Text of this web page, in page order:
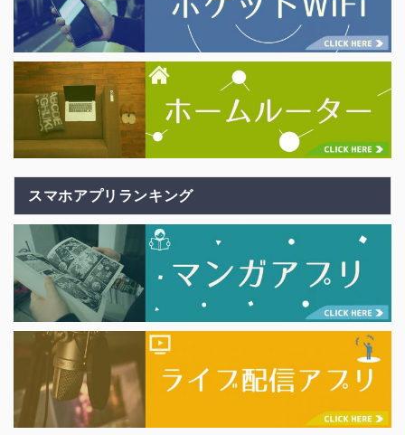
スマホアプリランキング